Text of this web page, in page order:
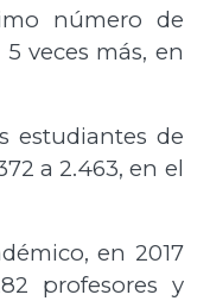
número de
veces más, en
estudiantes de
a 2.463, en el
en 2017
profesores y